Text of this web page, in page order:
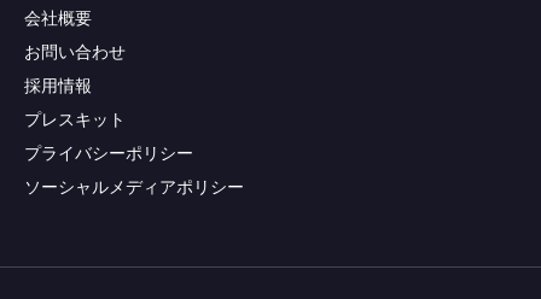
会社概要
お問い合わせ
採用情報
プレスキット
プライバシーポリシー
ソーシャルメディアポリシー